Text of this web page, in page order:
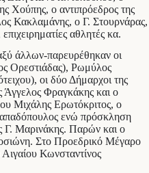
Χούπης, ο αντιπρόεδρος της
Κακλαμάνης, ο Γ. Στουρνάρας,
αθλητές κα.
άλλων-παρευρέθηκαν οι
Ορεστιάδας), Ρωμύλος
οι δύο Δήμαρχοι της
Φραγκάκης και ο
Μιχάλης Ερωτόκριτος, ο
ενώ πρόσκληση
Γ. Μαρινάκης. Παρών και ο
Στο Προεδρικό Μέγαρο
Κωνσταντίνος